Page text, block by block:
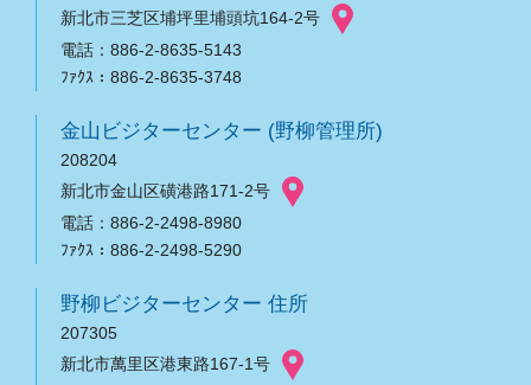
新北市三芝区埔坪里埔頭坑164-2号
電話：886-2-8635-5143
ﾌｧｸｽ：886-2-8635-3748
金山ビジターセンター (野柳管理所)
208204
新北市金山区磺港路171-2号
電話：886-2-2498-8980
ﾌｧｸｽ：886-2-2498-5290
野柳ビジターセンター 住所
207305
新北市萬里区港東路167-1号